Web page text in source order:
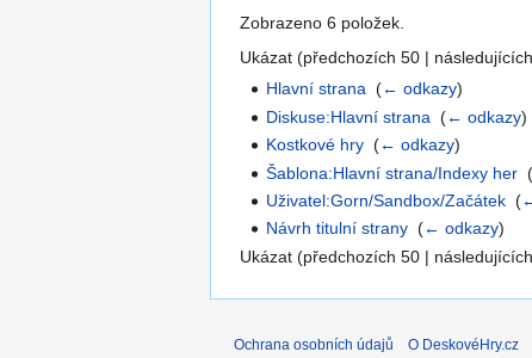
Zobrazeno 6 položek.
Ukázat (předchozích 50 |
Hlavní strana ‎(← odkazy)
Diskuse:Hlavní strana ‎(← odkazy)
Kostkové hry ‎(← odkazy)
Šablona:Hlavní strana/Indexy her ‎(
Uživatel:Gorn/Sandbox/Začátek ‎(
Návrh titulní strany ‎(← odkazy)
Ukázat (předchozích 50 |
Ochrana osobních údajů O DeskovéHry.cz